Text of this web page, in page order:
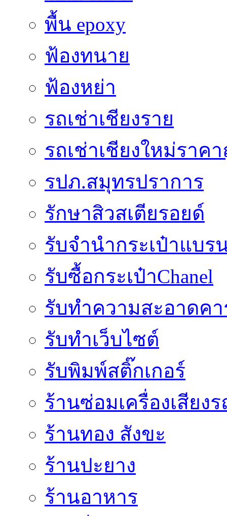
พื้น epoxy
ฟ้องทนาย
ฟ้องหย่า
รถเช่าเชียงราย
รถเช่าเชียงใหม่ราค
รปภ.สมุทรปราการ
รักษาสิวสเตียรอยด์
รับจำนำกระเป๋าแบร
รับซื้อกระเป๋าChanel
รับทำความสะอาดค
รับทําเว็บไซต์
รับพิมพ์สติ๊กเกอร์
ร้านซ่อมเครื่องเสียง
ร้านทอง สังขะ
ร้านปะยาง
ร้านอาหาร